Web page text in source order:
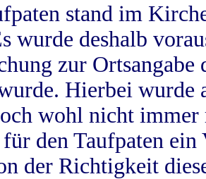
stand im
wurde deshalb
zur
Hierbei wurde
wohl nicht
den Taufpaten
der Richtigkeit